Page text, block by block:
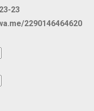
🚚 Expédition
destination. Pour plus
rendez-vous. Voici nos
: Appel, SMS ou
23
2290146464620